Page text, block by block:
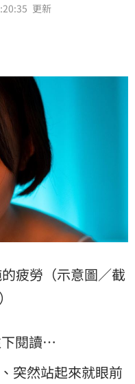
更新
疲勞（示意圖／截
下閱讀…
、突然站起來就眼前